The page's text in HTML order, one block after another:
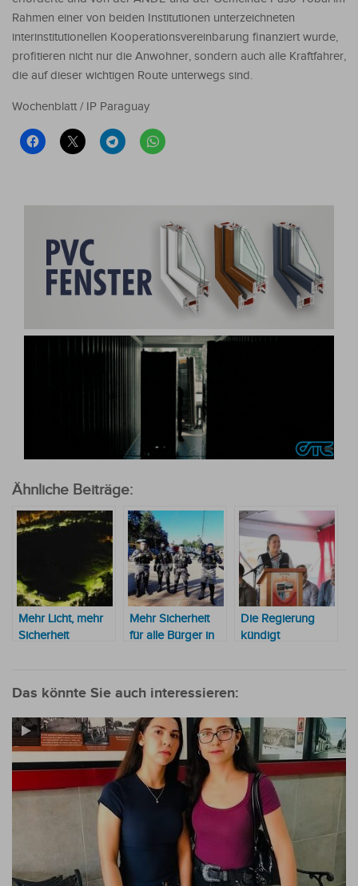
Rahmen einer von beiden Institutionen unterzeichneten
interinstitutionellen Kooperationsvereinbarung finanziert wurde,
profitieren nicht nur die Anwohner, sondern auch alle Kraftfahrer,
die auf dieser wichtigen Route unterwegs sind.
Wochenblatt / IP Paraguay
Ähnliche Beiträge:
Mehr Licht, mehr
Sicherheit
Mehr Sicherheit
für alle Bürger in
angrenzenden
Die Regierung
kündigt
Guairá an
Das könnte Sie auch interessieren: